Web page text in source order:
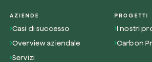
AZIENDE
Casi di successo
Overview aziendale
Servizi
PROGETTI
I nostri
Carbon